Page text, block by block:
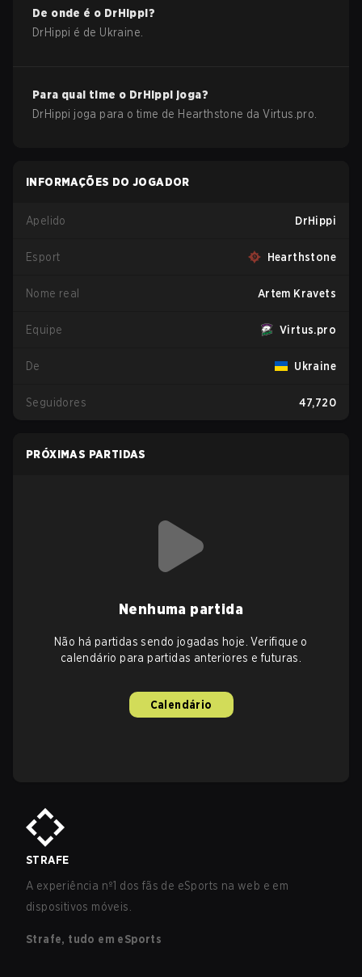
De onde é o DrHippi?
DrHippi é de Ukraine
Para qual time o DrHippi joga?
DrHippi joga para o time de Hearthstone daVirtus.pro
INFORMAÇÕES DO JOGADOR
Apelido DrHippi
Esport Hearthstone
Nome real Artem Kravets
Equipe Virtus.pro
De Ukraine
Seguidores 47,720
PRÓXIMAS PARTIDAS
Nenhuma partida
Não há partidas sendo jogadas hoje. Verifique o
calendário para partidas anteriores e futuras.
Calendário
STRAFE
A experiência nº1 dos fãs de eSports na web e em
dispositivos móveis.
Strafe, tudo em eSports